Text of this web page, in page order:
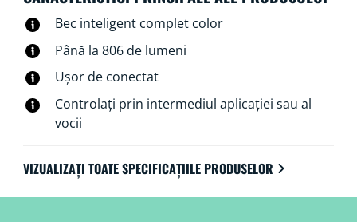
Bec inteligent complet color
Până la 806 de lumeni
Ușor de conectat
Controlați prin intermediul aplicației sau al
vocii
VIZUALIZAȚI TOATE SPECIFICAȚIILE PRODUSELOR